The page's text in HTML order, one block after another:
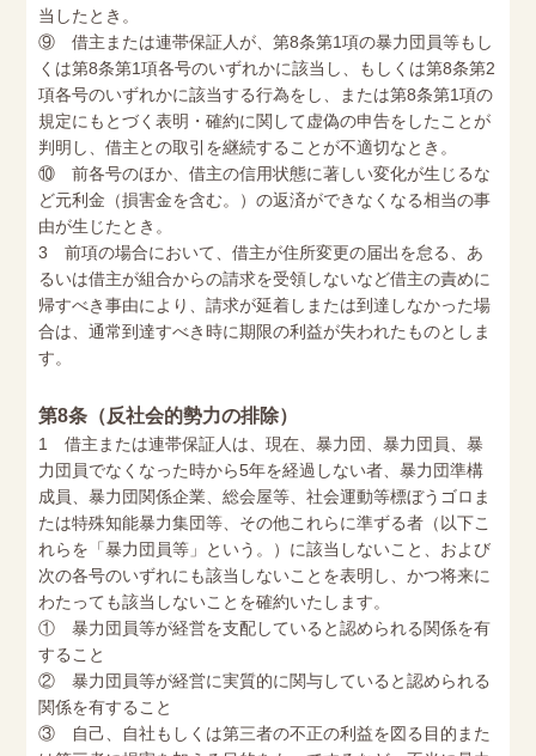
当したとき。
⑨ 借主または連帯保証人が、第8条第1項の暴力団員等もし
くは第8条第1項各号のいずれかに該当し、もしくは第8条第2
項各号のいずれかに該当する行為をし、または第8条第1項の
規定にもとづく表明・確約に関して虚偽の申告をしたことが
判明し、借主との取引を継続することが不適切なとき。
⑩ 前各号のほか、借主の信用状態に著しい変化が生じるな
ど元利金（損害金を含む。）の返済ができなくなる相当の事
由が生じたとき。
3 前項の場合において、借主が住所変更の届出を怠る、あ
るいは借主が組合からの請求を受領しないなど借主の責めに
帰すべき事由により、請求が延着しまたは到達しなかった場
合は、通常到達すべき時に期限の利益が失われたものとしま
す。
第8条（反社会的勢力の排除）
1 借主または連帯保証人は、現在、暴力団、暴力団員、暴
力団員でなくなった時から5年を経過しない者、暴力団準構
成員、暴力団関係企業、総会屋等、社会運動等標ぼうゴロま
たは特殊知能暴力集団等、その他これらに準ずる者（以下こ
れらを「暴力団員等」という。）に該当しないこと、および
次の各号のいずれにも該当しないことを表明し、かつ将来に
わたっても該当しないことを確約いたします。
① 暴力団員等が経営を支配していると認められる関係を有
すること
② 暴力団員等が経営に実質的に関与していると認められる
関係を有すること
③ 自己、自社もしくは第三者の不正の利益を図る目的また